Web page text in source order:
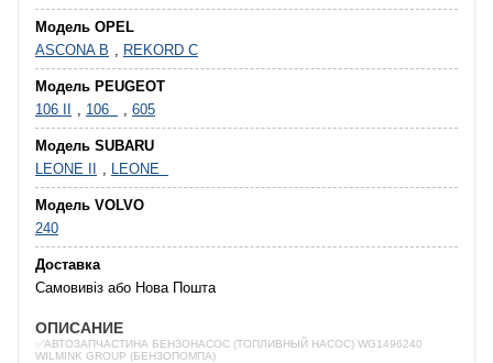
Модель OPEL
ASCONA B , REKORD C
Модель PEUGEOT
106 II
, 106 , 605
Модель SUBARU
LEONE II
, LEONE
Модель VOLVO
240
Доставка
Самовивіз або Нова Пошта
ОПИСАНИЕ
✅АВТОЗАПЧАСТИНА БЕНЗОНАСОС (ТОПЛИВНЫЙ НАСОС) WG1496240
WILMINK GROUP (БЕНЗОПОМПА)